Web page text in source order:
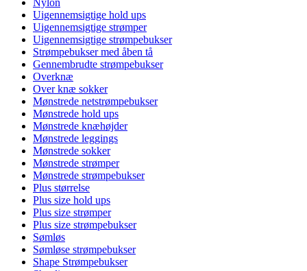
Nylon
Uigennemsigtige hold ups
Uigennemsigtige strømper
Uigennemsigtige strømpebukser
Strømpebukser med åben tå
Gennembrudte strømpebukser
Overknæ
Over knæ sokker
Mønstrede netstrømpebukser
Mønstrede hold ups
Mønstrede knæhøjder
Mønstrede leggings
Mønstrede sokker
Mønstrede strømper
Mønstrede strømpebukser
Plus størrelse
Plus size hold ups
Plus size strømper
Plus size strømpebukser
Sømløs
Sømløse strømpebukser
Shape Strømpebukser